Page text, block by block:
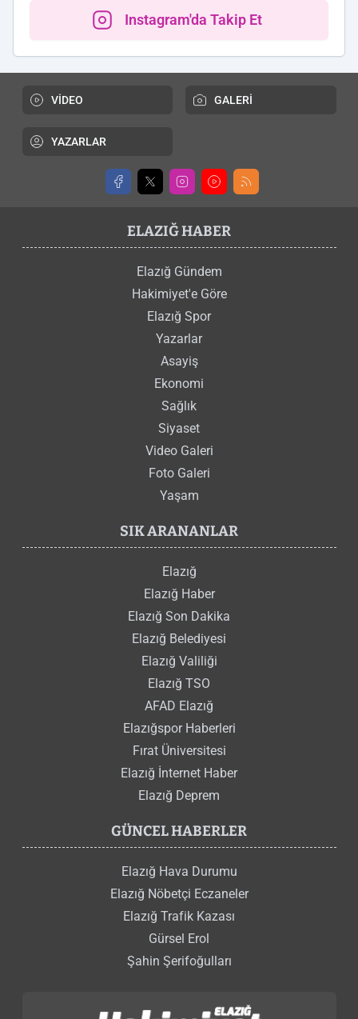
Instagram'da Takip Et
VİDEO GALERİ
YAZARLAR
ELAZIĞ HABER
Elazığ Gündem
Hakimiyet'e Göre
Elazığ Spor
Yazarlar
Asayiş
Ekonomi
Sağlık
Siyaset
Video Galeri
Foto Galeri
Yaşam
SIK ARANANLAR
Elazığ
Elazığ Haber
Elazığ Son Dakika
Elazığ Belediyesi
Elazığ Valiliği
Elazığ TSO
AFAD Elazığ
Elazığspor Haberleri
Fırat Üniversitesi
Elazığ İnternet Haber
Elazığ Deprem
GÜNCEL HABERLER
Elazığ Hava Durumu
Elazığ Nöbetçi Eczaneler
Elazığ Trafik Kazası
Gürsel Erol
Şahin Şerifoğulları